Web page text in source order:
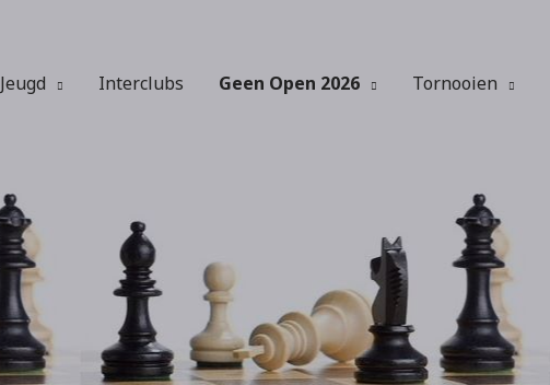
Jeugd Interclubs Geen Open 2026 Tornooien